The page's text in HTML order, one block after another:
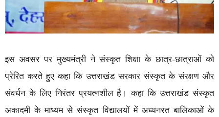
इस अवसर पर मुख्यमंत्री ने संस्कृत शिक्षा के छात्र-छात्राओं को
प्रेरित करते हुए कहा कि उत्तराखंड सरकार संस्कृत के संरक्षण और
संवर्धन के लिए निरंतर प्रयत्नशील है। कहा कि उत्तराखंड संस्कृत
अकादमी के माध्यम से संस्कृत विद्यालयों में अध्यनरत बालिकाओं के